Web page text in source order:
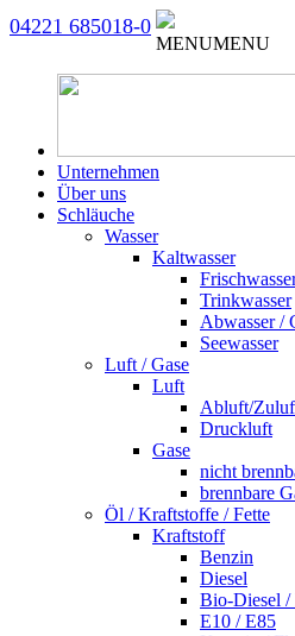
04221 685018-0
MENUMENU
Unternehmen
Über uns
Schläuche
Wasser
Kaltwasser
Trinkwasser
Abwasser /
Seewasser
Luft / Gase
Luft
Abluft/
Druckluft
Gase
nicht
brennbare
Öl / Kraftstoffe / Fette
Kraftstoff
Benzin
Diesel
Bio-Diesel /
E10 / E85